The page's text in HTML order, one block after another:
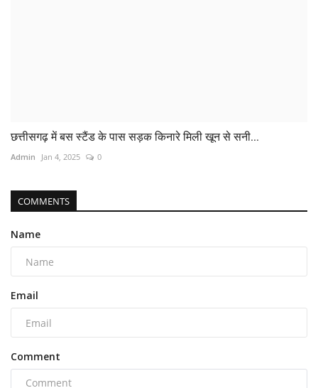
छत्तीसगढ़ में बस स्टैंड के पास सड़क किनारे मिली खून से सनी...
Admin Jan 4, 2025 0
COMMENTS
Name
Email
Comment